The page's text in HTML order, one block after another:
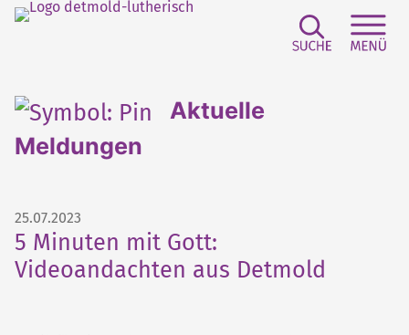
Aktuelle
Meldungen
25.07.2023
5 Minuten mit Gott:
Videoandachten aus Detmold